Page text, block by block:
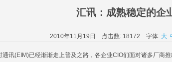
汇讯：成熟稳定的企
2010年11月19日 点击数:18172 字体: 大
(EIM)已经渐渐走上普及之路，各企业CIO们面对诸多厂商推